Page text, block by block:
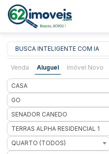
BUSCA INTELIGENTE COM IA
Venda Aluguel Imóvel Novo
CASA
GO
SENADOR CANEDO
TERRAS ALPHA RESIDENCIAL 1
QUARTO (TODOS)